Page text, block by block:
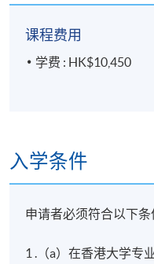
课程费用
学费 : HK$10,450
入学条件
申请者必须符合以下条
1 .（a）在香港大学专